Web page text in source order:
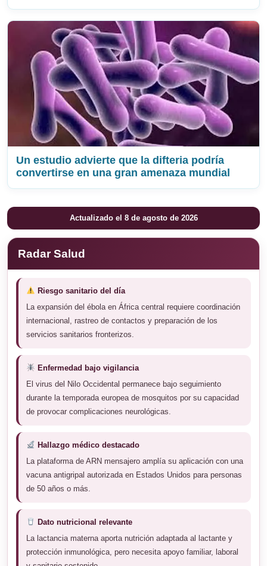
Un estudio advierte que la difteria podría
convertirse en una gran amenaza mundial
Actualizado el 8 de agosto de 2026
Radar Salud
Riesgo sanitario del día
La expansión del ébola en África central requiere coordinación
internacional, rastreo de contactos y preparación de los
servicios sanitarios fronterizos.
Enfermedad bajo vigilancia
El virus del Nilo Occidental permanece bajo seguimiento
durante la temporada europea de mosquitos por su capacidad
de provocar complicaciones neurológicas.
Hallazgo médico destacado
La plataforma de ARN mensajero amplía su aplicación con una
vacuna antigripal autorizada en Estados Unidos para personas
de 50 años o más.
Dato nutricional relevante
La lactancia materna aporta nutrición adaptada al lactante y
protección inmunológica, pero necesita apoyo familiar, laboral